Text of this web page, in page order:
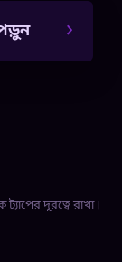
পড়ুন
দূরত্বে রাখা।